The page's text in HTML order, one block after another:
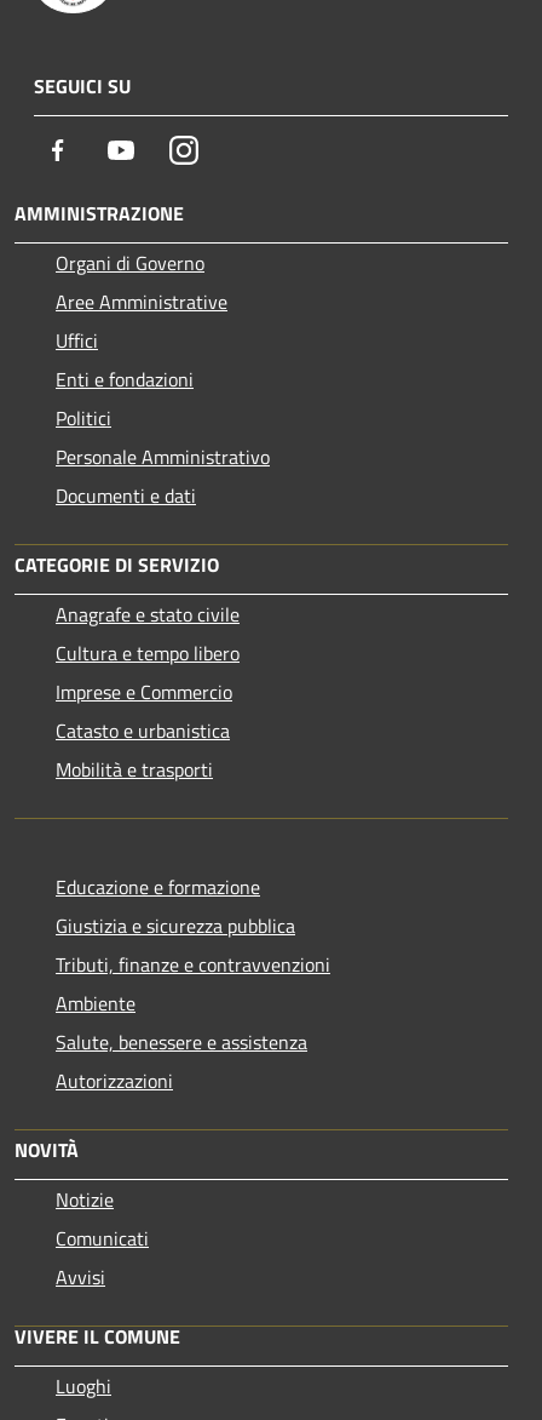
SEGUICI SU
Facebook YoutubeInstagram
AMMINISTRAZIONE
Organi di Governo
Aree Amministrative
Uffici
Enti e fondazioni
Politici
Personale Amministrativo
Documenti e dati
CATEGORIE DI SERVIZIO
Anagrafe e stato civile
Cultura e tempo libero
Imprese e Commercio
Catasto e urbanistica
Mobilità e trasporti
Educazione e formazione
Giustizia e sicurezza pubblica
Tributi, finanze e contravvenzioni
Ambiente
Salute, benessere e assistenza
Autorizzazioni
NOVITÀ
Notizie
Comunicati
Avvisi
VIVERE IL COMUNE
Luoghi